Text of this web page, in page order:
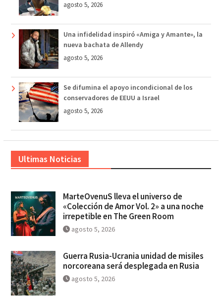
agosto 5, 2026
Una infidelidad inspiró «Amiga y Amante», la
nueva bachata de Allendy
agosto 5, 2026
Se difumina el apoyo incondicional de los
conservadores de EEUU a Israel
agosto 5, 2026
Ultimas Noticias
MarteOvenuS lleva el universo de
«Colección de Amor Vol. 2» a una noche
irrepetible en The Green Room
agosto 5, 2026
Guerra Rusia-Ucrania unidad de misiles
norcoreana será desplegada en Rusia
agosto 5, 2026